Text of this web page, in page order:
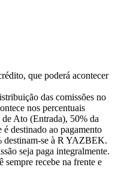
que poderá acontecer
das comissões no
nos percentuais
Ato (Entrada), 50% da
é destinado ao pagamento
destinam-se à R YAZBEK.
seja paga integralmente.
sempre recebe na frente e